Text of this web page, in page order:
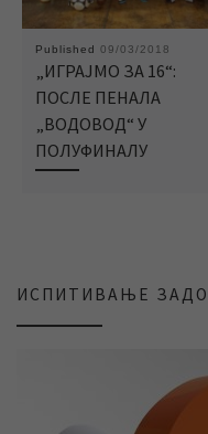
Published 09/03/2018
„ИГРАЈМО ЗА 16“:
ПОСЛЕ ПЕНАЛА
„ВОДОВОД“ У
ПОЛУФИНАЛУ
ИСПИТИВАЊЕ